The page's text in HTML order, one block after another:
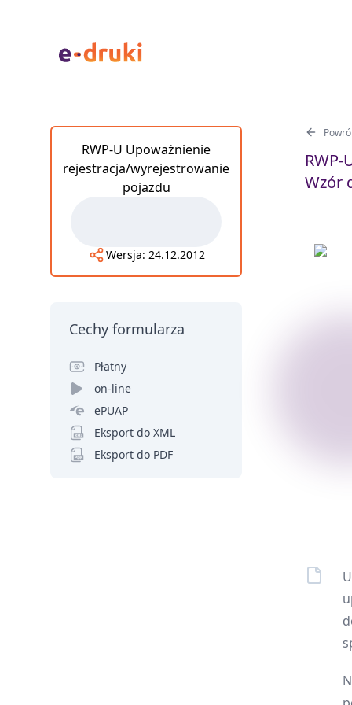
Wzór
RWP-U Upoważnienie
rejestracja/wyrejestrowanie
pojazdu
Wersja: 24.12.2012
Cechy formularza
Płatny
on-line
ePUAP
Eksport do XML
Eksport do PDF